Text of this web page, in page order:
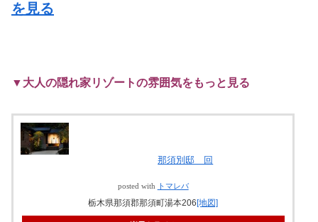
を見る
▼大人の隠れ家リゾートの雰囲気をもっと見る
那須別邸 回
posted with トマレバ
栃木県那須郡那須町湯本206[地図]